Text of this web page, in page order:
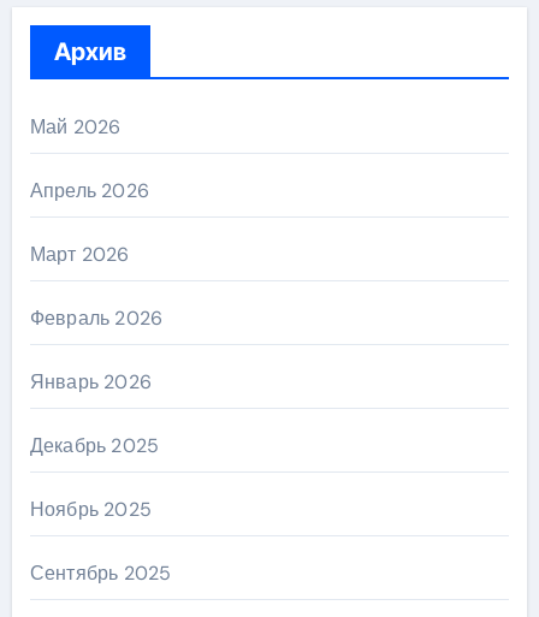
Архив
Май 2026
Апрель 2026
Март 2026
Февраль 2026
Январь 2026
Декабрь 2025
Ноябрь 2025
Сентябрь 2025